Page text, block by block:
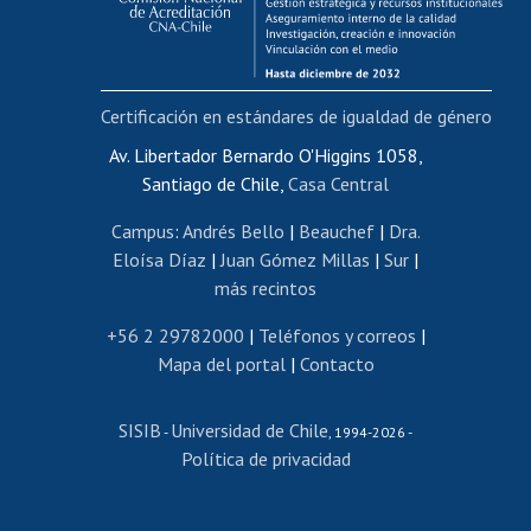
Funcionarias/os
Cursos internos de capacitación
Bienestar del personal
Portal de movilidad interna
Certificado de renta
Certificado de renta honorarios
Editar páginas blancas
Extranjeras/os
Revalidación y reconocimiento de títulos
Postulación al Programa de Movilidad Estudiantil
Cursos de español
Av. Libertador Bernardo O'Higgins 1058,
Santiago de Chile, Casa Central
Campus: Andrés Bello | Beauchef| Dra.
Eloísa Díaz |Juan Gómez Millas | Sur |
más recintos
+56 2 29782000 | Teléfonos y correos |
Mapa del portal| Contacto
SISIB - Universidad de Chile, 1994-2026 -
Política de privacidad
Certificación en estándares de igualdad de género